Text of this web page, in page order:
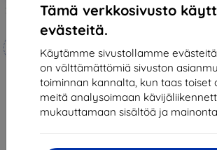
Tämä verkkosivusto
evästeitä.
Käytämme sivustollamme
on välttämättömiä sivuston
toiminnan kannalta, kun taas toiset
meitä analysoimaan
mukauttamaan sisältöä ja
3mk Silverprotection+ protective
film
valmistettu
20,89 €
18,81 €
Varastossa > 5 kpl
3mk